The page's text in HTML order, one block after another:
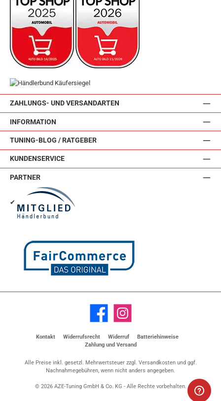
ZAHLUNGS- UND VERSANDARTEN
INFORMATION
TUNING-BLOG / RATGEBER
KUNDENSERVICE
PARTNER
✔
Facebook Instagram
Kontakt Widerrufsrecht Widerruf
Batteriehinweise
Zahlung und Versand
Alle Preise inkl. gesetzl. Mehrwertsteuer zzgl. Versandkostenund ggf.
Nachnahmegebühren, wenn nicht anders angegeben.
© 2026 AZE-Tuning GmbH & Co. KG - Alle Rechte vorbehalten.